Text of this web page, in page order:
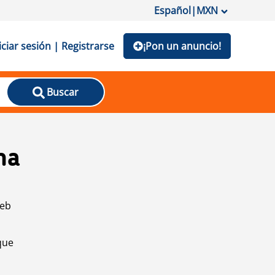
Español|MXN
sesión | Registrarse ¡Pon un anuncio!
Buscar